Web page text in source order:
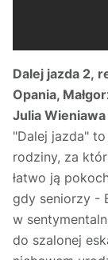
Dalej jazda 2,
Opania,
Julia
"Dalej jazda"
rodziny, za
łatwo ją
gdy seniorzy -
w
do szalonej